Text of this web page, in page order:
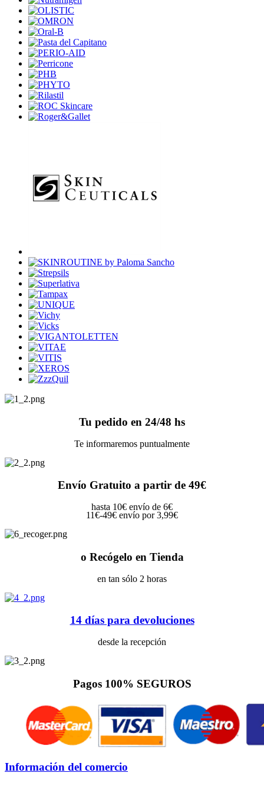
Tu pedido en 24/48 hs
Te informaremos puntualmente
Envío Gratuito a partir de 49€
hasta 10€ envío de 6€
11€-49€ envío por 3,99€
o Recógelo en Tienda
en tan sólo 2 horas
14 días para devoluciones
desde la recepción
Pagos 100% SEGUROS
Información del comercio